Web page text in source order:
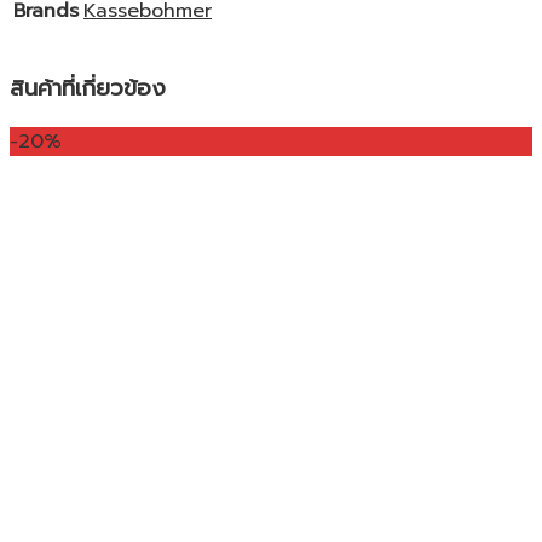
BrandsKassebohmer
สินค้าที่เกี่ยวข้อง
-20%